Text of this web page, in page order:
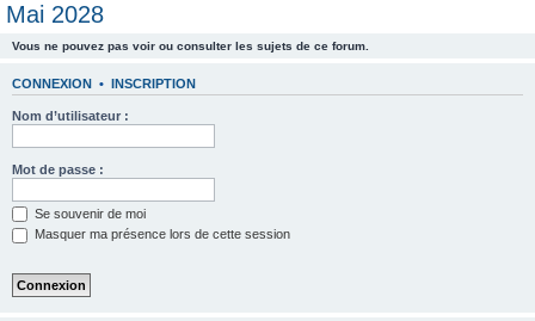
Mai 2028
Vous ne pouvez pas voir ou consulter les sujets de ce forum.
CONNEXION • INSCRIPTION
Nom d’utilisateur :
Mot de passe :
Se souvenir de moi
Masquer ma présence lors de cette session